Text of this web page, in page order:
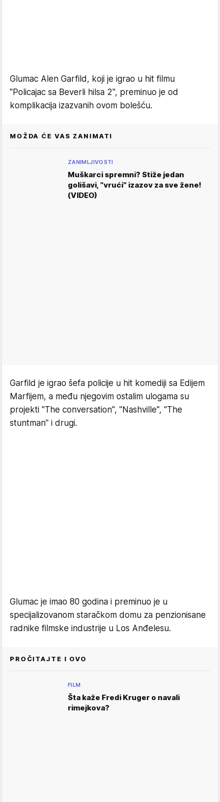
Glumac Alen Garfild, koji je igrao u hit filmu
"Policajac sa Beverli hilsa 2", preminuo je od
komplikacija izazvanih ovom bolešću.
MOŽDA ĆE VAS ZANIMATI
ZANIMLJIVOSTI
Muškarci spremni? Stiže jedan
golišavi, "vrući" izazov za sve žene!
(VIDEO)
Garfild je igrao šefa policije u hit komediji sa Edijem
Marfijem, a među njegovim ostalim ulogama su
projekti "The conversation", "Nashville", "The
stuntman" i drugi.
Glumac je imao 80 godina i preminuo je u
specijalizovanom staračkom domu za penzionisane
radnike filmske industrije u Los Anđelesu.
PROČITAJTE I OVO
FILM
Šta kaže Fredi Kruger o navali
rimejkova?